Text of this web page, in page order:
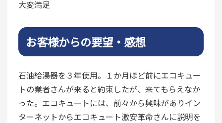
大変満足
お客様からの要望・感想
石油給湯器を３年使用。１か月ほど前にエコキュー
トの業者さんが来ると約束したが、来てもらえなか
った。エコキュートには、前々から興味がありイン
ターネットからエコキュート激安革命さんに説明を